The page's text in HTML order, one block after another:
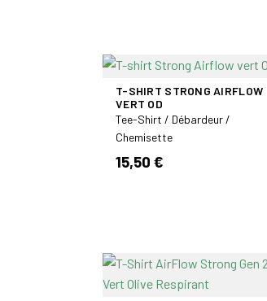
T-SHIRT STRONG AIRFLOW
VERT OD
Tee-Shirt / Débardeur /
Chemisette
15,50 €